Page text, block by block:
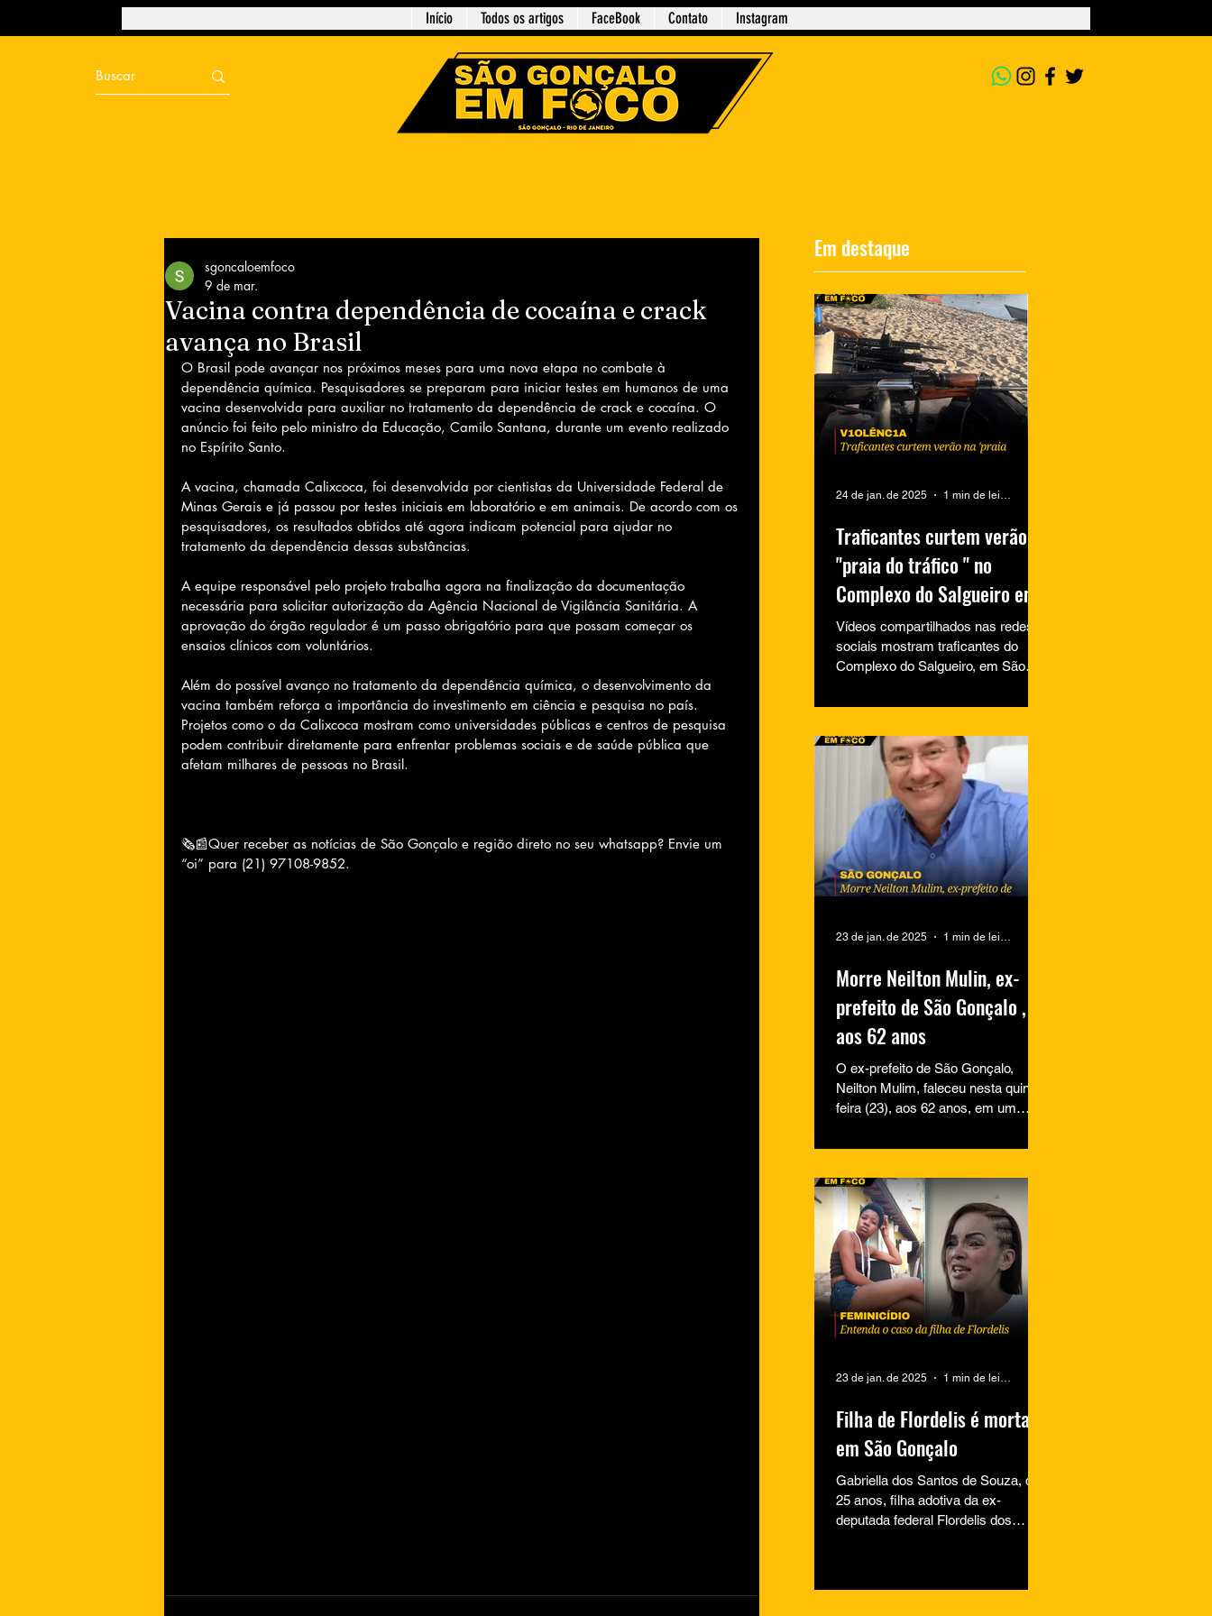
Início Todos os artigos FaceBook Contato Instagram
Vacina contra dependência de cocaína e crack
avança no Brasil
sgoncaloemfoco
9 de mar.
O Brasil pode avançar nos próximos meses para uma nova etapa no combate à
dependência química. Pesquisadores se preparam para iniciar testes em humanos de uma
vacina desenvolvida para auxiliar no tratamento da dependência de crack e cocaína. O
anúncio foi feito pelo ministro da Educação, Camilo Santana, durante um evento realizado
no Espírito Santo.
A vacina, chamada Calixcoca, foi desenvolvida por cientistas da Universidade Federal de
Minas Gerais e já passou por testes iniciais em laboratório e em animais. De acordo com os
pesquisadores, os resultados obtidos até agora indicam potencial para ajudar no
tratamento da dependência dessas substâncias.
A equipe responsável pelo projeto trabalha agora na finalização da documentação
necessária para solicitar autorização da Agência Nacional de Vigilância Sanitária. A
aprovação do órgão regulador é um passo obrigatório para que possam começar os
ensaios clínicos com voluntários.
Além do possível avanço no tratamento da dependência química, o desenvolvimento da
vacina também reforça a importância do investimento em ciência e pesquisa no país.
Projetos como o da Calixcoca mostram como universidades públicas e centros de pesquisa
podem contribuir diretamente para enfrentar problemas sociais e de saúde pública que
afetam milhares de pessoas no Brasil.
🗞📰Quer receber as notícias de São Gonçalo e região direto no seu whatsapp? Envie um
“oi” para (21) 97108-9852.
Em destaque
Traficantes curtem verão na
"praia do tráfico " no
Complexo do Salgueiro em
São Gonçalo
Vídeos compartilhados nas redes
sociais mostram traficantes do
Complexo do Salgueiro, em São
de lazer na...
24 de jan. de 2025
Morre Neilton Mulin, ex-
prefeito de São Gonçalo ,
aos 62 anos
O ex-prefeito de São Gonçalo,
Neilton Mulim, faleceu nesta quinta-
feira (23), aos 62 anos, em um
informação...
23 de jan. de 2025
Filha de Flordelis é morta
em São Gonçalo
Gabriella dos Santos de Souza, de
25 anos, filha adotiva da ex-
deputada federal Flordelis dos
23 de jan. de 2025 1 min de leitura